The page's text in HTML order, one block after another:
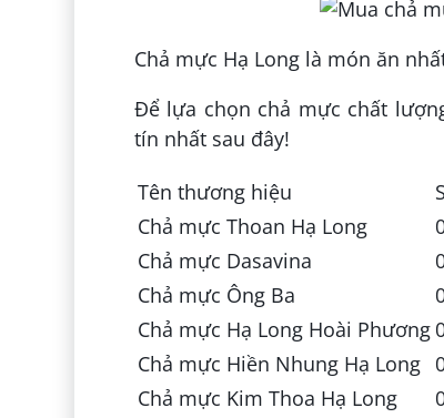
Chả mực Hạ Long là món ăn
Để lựa chọn chả mực chất
tín nhất sau đây!
Tên thương hiệu
Chả mực Thoan Hạ Long
Chả mực Dasavina
Chả mực Ông Ba
Chả mực Hạ Long Hoài Phương
Chả mực Hiền Nhung Hạ Long
Chả mực Kim Thoa Hạ Long